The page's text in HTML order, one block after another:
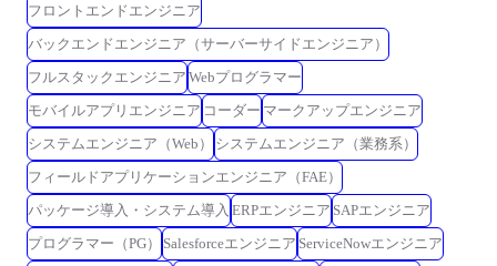
フロントエンドエンジニア
バックエンドエンジニア（サーバーサイドエンジニア）
フルスタックエンジニア Webプログラマー
モバイルアプリエンジニア コーダー マークアップエンジニア
システムエンジニア（Web）
システムエンジニア（業務系）
フィールドアプリケーションエンジニア（FAE）
パッケージ導入・システム導入 ERPエンジニア SAPエンジニア
プログラマー（PG）
Salesforceエンジニア ServiceNowエンジニア